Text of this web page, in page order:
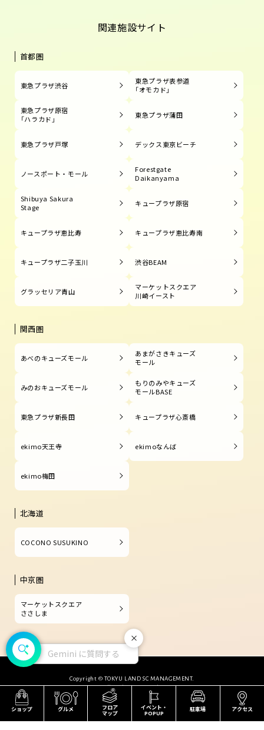
Gemini に質問する
閉じる
関連施設サイト
首都圏
東急プラザ渋谷
東急プラザ表参道
「オモカド」
東急プラザ原宿
「ハラカド」
東急プラザ蒲田
東急プラザ戸塚 デックス東京ビーチ
ノースポート・モール
Forestgate
Daikanyama
Shibuya Sakura
Stage
キュープラザ原宿
キュープラザ恵比寿 キュープラザ恵比寿南
キュープラザ二子玉川 渋谷BEAM
グラッセリア青山
マーケットスクエア
川崎イースト
関西圏
あべのキューズモール
あまがさきキューズ
モール
みのおキューズモール
もりのみやキューズ
モールBASE
東急プラザ新長田 キュープラザ心斎橋
ekimo天王寺 ekimoなんば
ekimo梅田
北海道
COCONO SUSUKINO
中京圏
マーケットスクエア
ささしま
Copyright © TOKYU LAND SC MANAGEMENT.
All Rights Reserved.
ショップ グルメ フロア
マップ
イベント・
POPUP
駐車場 アクセス